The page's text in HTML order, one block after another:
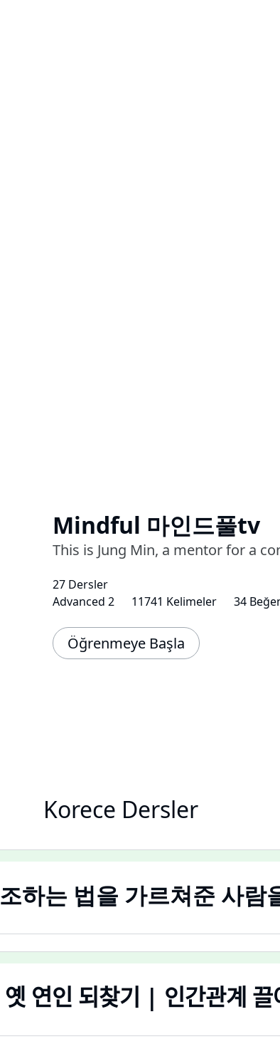
Mindful 마인드풀tv
This is Jung Min, a mentor for a
27 Dersler
Advanced 2
11741 Kelimeler 34
Öğrenmeye Başla
Korece Dersler
하는 법을 가르쳐준 사람
연인 되찾기 | 인간관계